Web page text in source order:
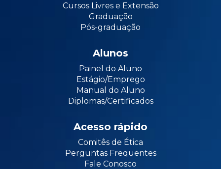
Cursos Livres e Extensão
Graduação
Pós-graduação
Alunos
Painel do Aluno
Estágio/Emprego
Manual do Aluno
Diplomas/Certificados
Acesso rápido
Comitês de Ética
Perguntas Frequentes
Fale Conosco